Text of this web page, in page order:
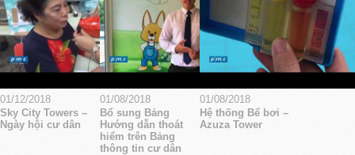
01/12/2018
Sky City Towers –
Ngày hội cư dân
01/08/2018
Bổ sung Bảng
Hướng dẫn thoát
hiểm trên Bảng
thông tin cư dân
01/08/2018
Hệ thống Bể bơi –
Azuza Tower